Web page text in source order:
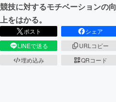
競技に対するモチベーションの向
上をはかる。
ポスト
シェア
LINEで送る
URLコピー
埋め込み
QRコード